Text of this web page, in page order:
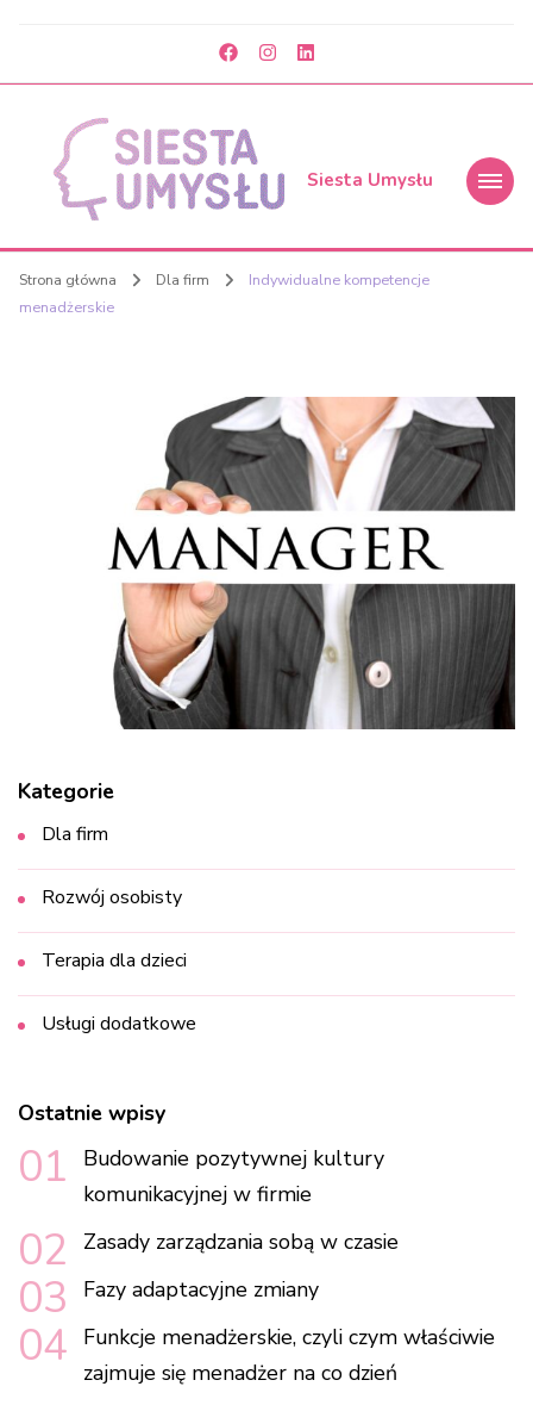
Siesta Umysłu
Strona główna Dla firm
Indywidualne kompetencje
menadżerskie
Kategorie
Dla firm
Rozwój osobisty
Terapia dla dzieci
Usługi dodatkowe
Ostatnie wpisy
Budowanie pozytywnej kultury
komunikacyjnej w firmie
Zasady zarządzania sobą w czasie
Fazy adaptacyjne zmiany
Funkcje menadżerskie, czyli czym właściwie
zajmuje się menadżer na co dzień